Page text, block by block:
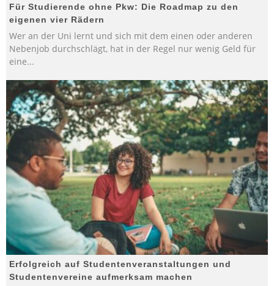
Für Studierende ohne Pkw: Die Roadmap zu den
eigenen vier Rädern
Wer an der Uni lernt und sich mit dem einen oder anderen
Nebenjob durchschlägt, hat in der Regel nur wenig Geld für
eine...
Erfolgreich auf Studentenveranstaltungen und
Studentenvereine aufmerksam machen